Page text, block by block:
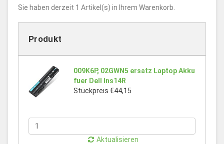
Sie haben derzeit 1 Artikel(s) in Ihrem Warenkorb.
Produkt
009K6P, 02GWN5 ersatz Laptop Akku
fuer Dell Ins14R
Stückpreis €44,15
Aktualisieren